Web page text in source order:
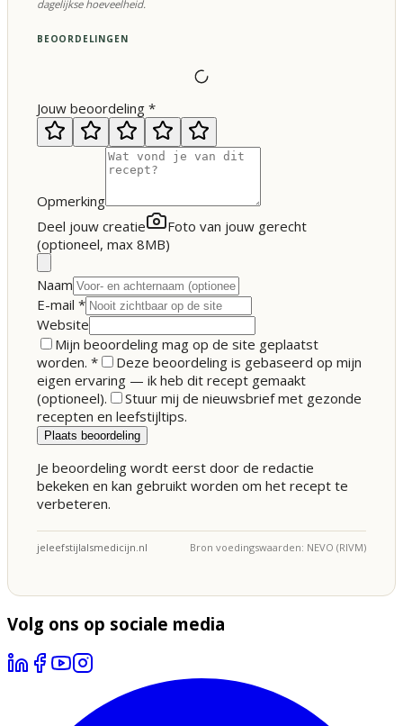
dagelijkse hoeveelheid.
BEOORDELINGEN
Jouw beoordeling *
Opmerking
Deel jouw creatie
Foto van jouw gerecht
(optioneel, max 8MB)
Naam
E-mail *
Website
Mijn beoordeling mag op de site geplaatst
worden. *
Deze beoordeling is gebaseerd op mijn
eigen ervaring — ik heb dit recept gemaakt
(optioneel).
Stuur mij de nieuwsbrief met gezonde
recepten en leefstijltips.
Plaats beoordeling
Je beoordeling wordt eerst door de redactie
bekeken en kan gebruikt worden om het recept te
verbeteren.
jeleefstijlalsmedicijn.nl Bron voedingswaarden: NEVO (RIVM)
Volg ons op sociale media